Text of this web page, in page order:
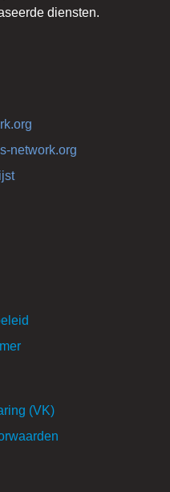
diensten.
network.org
(VK)